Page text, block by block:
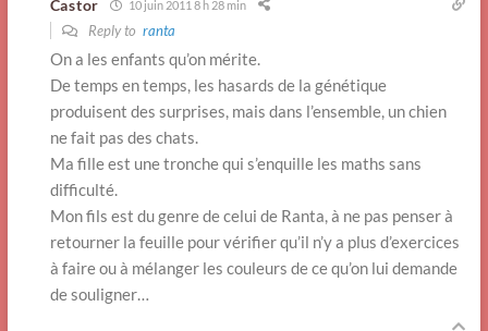
Castor 10 juin 2011 8 h 28 min
Reply to ranta
On a les enfants qu’on mérite.
De temps en temps, les hasards de la génétique
produisent des surprises, mais dans l’ensemble, un chien
ne fait pas des chats.
Ma fille est une tronche qui s’enquille les maths sans
difficulté.
Mon fils est du genre de celui de Ranta, à ne pas penser à
retourner la feuille pour vérifier qu’il n’y a plus d’exercices
à faire ou à mélanger les couleurs de ce qu’on lui demande
de souligner…